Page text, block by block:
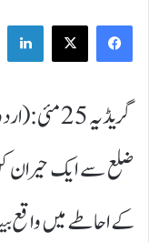
گریڈیہ 25
ضلع سے ایک حیران